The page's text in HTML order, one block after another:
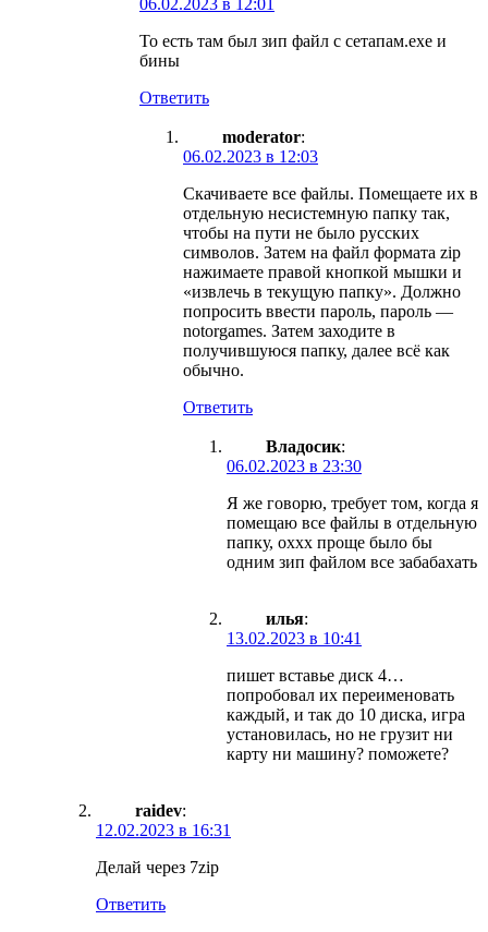
То есть там был зип файл с сетапам.ехе и
бины
Ответить
moderator:
06.02.2023 в 12:03
Скачиваете все файлы. Помещаете их в
отдельную несистемную папку так,
чтобы на пути не было русских
символов. Затем на файл формата zip
нажимаете правой кнопкой мышки и
«извлечь в текущую папку». Должно
попросить ввести пароль, пароль —
notorgames. Затем заходите в
получившуюся папку, далее всё как
обычно.
Ответить
Владосик:
06.02.2023 в 23:30
Я же говорю, требует том, когда я
помещаю все файлы в отдельную
папку, оххх проще было бы
одним зип файлом все забабахать
илья:
13.02.2023 в 10:41
пишет вставье диск 4…
попробовал их переименовать
каждый, и так до 10 диска, игра
установилась, но не грузит ни
карту ни машину? поможете?
raidev:
12.02.2023 в 16:31
Делай через 7zip
Ответить